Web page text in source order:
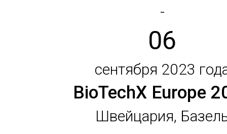
-
06
сентября 2023
BioTechX Europe
Швейцария,